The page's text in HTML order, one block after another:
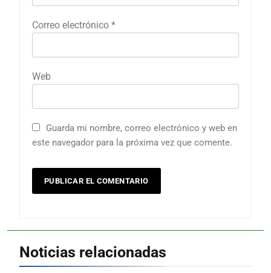
Correo electrónico *
Web
Guarda mi nombre, correo electrónico y web en
este navegador para la próxima vez que comente.
Noticias relacionadas